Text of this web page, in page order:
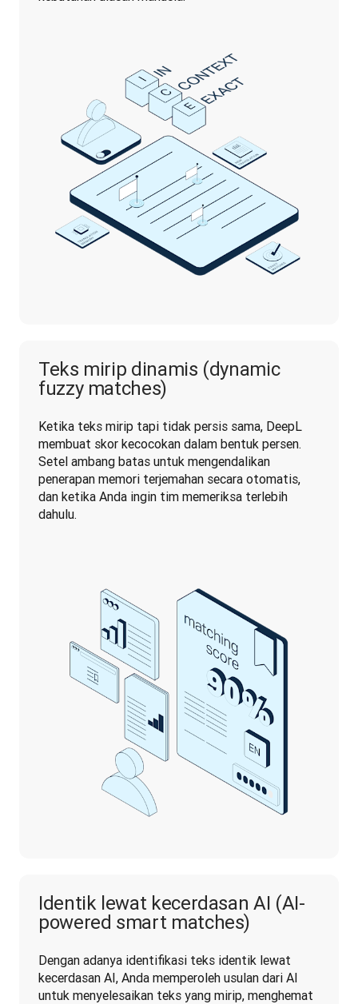
Teks mirip dinamis (dynamic
fuzzy matches)
Ketika teks mirip tapi tidak persis sama, DeepL
membuat skor kecocokan dalam bentuk persen.
Setel ambang batas untuk mengendalikan
penerapan memori terjemahan secara otomatis,
dan ketika Anda ingin tim memeriksa terlebih
dahulu.
Identik lewat kecerdasan AI (AI-
powered smart matches)
Dengan adanya identifikasi teks identik lewat
kecerdasan AI, Anda memperoleh usulan dari AI
untuk menyelesaikan teks yang mirip, menghemat